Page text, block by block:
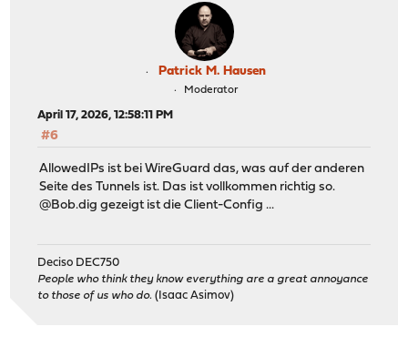
Patrick M. Hausen
Moderator
April 17, 2026, 12:58:11 PM
#6
AllowedIPs ist bei WireGuard das, was auf der anderen
Seite des Tunnels ist. Das ist vollkommen richtig so.
@Bob.dig gezeigt ist die Client-Config ...
Deciso DEC750
People who think they know everything are a great annoyance
to those of us who do. (Isaac Asimov)